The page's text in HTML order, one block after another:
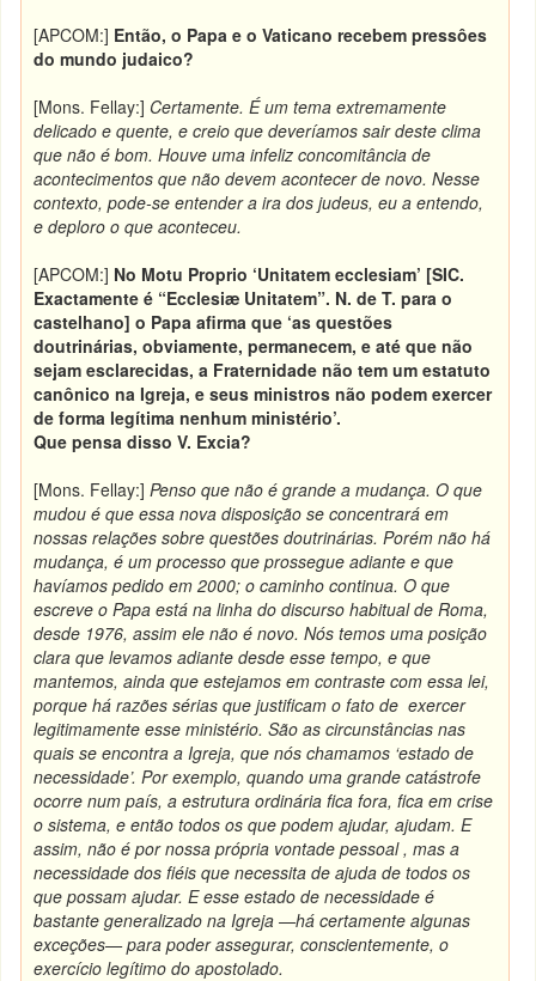
[APCOM:] Então, o Papa e o Vaticano recebem pressôes
do mundo judaico?
[Mons. Fellay:] Certamente. É um tema extremamente
delicado e quente, e creio que deveríamos sair deste clima
que não é bom. Houve uma infeliz concomitância de
acontecimentos que não devem acontecer de novo. Nesse
contexto, pode-se entender a ira dos judeus, eu a entendo,
e deploro o que aconteceu.
[APCOM:] No Motu Proprio ‘Unitatem ecclesiam’ [SIC.
Exactamente é “Ecclesiæ Unitatem”. N. de T. para o
castelhano] o Papa afirma que ‘as questões
doutrinárias, obviamente, permanecem, e até que não
sejam esclarecidas, a Fraternidade não tem um estatuto
canônico na Igreja, e seus ministros não podem exercer
de forma legítima nenhum ministério’.
Que pensa disso V. Excia?
[Mons. Fellay:]Penso que não é grande a mudança. O que
mudou é que essa nova disposição se concentrará em
nossas relações sobre questões doutrinárias. Porém não há
mudança, é um processo que prossegue adiante e que
havíamos pedido em 2000; o caminho continua. O que
escreve o Papa está na linha do discurso habitual de Roma,
desde 1976, assim ele não é novo. Nós temos uma posição
clara que levamos adiante desde esse tempo, e que
mantemos, ainda que estejamos em contraste com essa lei,
porque há razões sérias que justificam o fato de exercer
legitimamente esse ministério. São as circunstâncias nas
quais se encontra a Igreja, que nós chamamos ‘estado de
necessidade’. Por exemplo, quando uma grande catástrofe
ocorre num país, a estrutura ordinária fica fora, fica em crise
o sistema, e então todos os que podem ajudar, ajudam. E
assim, não é por nossa própria vontade pessoal , mas a
necessidade dos fiéis que necessita de ajuda de todos os
que possam ajudar. E esse estado de necessidade é
bastante generalizado na Igreja —há certamente algunas
exceções— para poder assegurar, conscientemente, o
exercício legítimo do apostolado.